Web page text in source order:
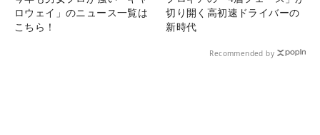
ロウェイ」のニュース一覧は
こちら！
切り開く高初速ドライバーの
新時代
Recommended by